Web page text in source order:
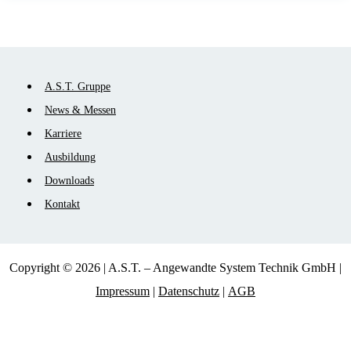
Navigation
überspringen
A.S.T. Gruppe
News & Messen
Karriere
Ausbildung
Downloads
Kontakt
Copyright © 2026 | A.S.T. – Angewandte System Technik GmbH |
Impressum | Datenschutz | AGB